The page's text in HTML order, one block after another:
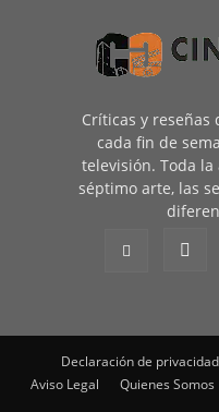
Críticas y reseñas
cada fin de
televisión. Toda
séptimo arte, las
Declaración de
Aviso Legal
Quienes Somos